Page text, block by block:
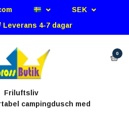
SEK
Leverans 4-7 dagar
0
Friluftsliv
campingdusch med